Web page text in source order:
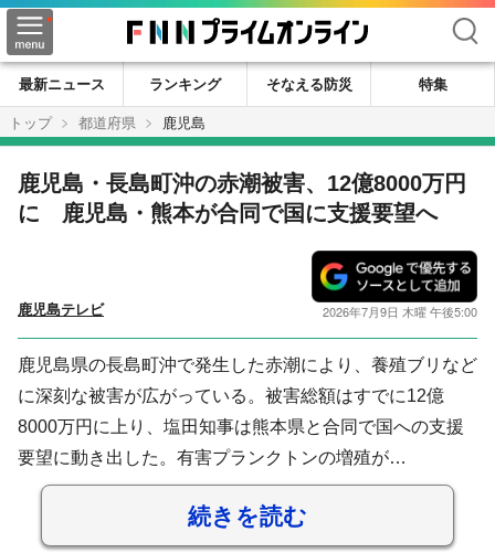
検索
最新ニュース ランキング そなえる防災
特集
トップ
都道府県 鹿児島
鹿児島・長島町沖の赤潮被害、12億8000万円
に 鹿児島・熊本が合同で国に支援要望へ
鹿児島テレビ 2026年7月9日 木曜 午後5:00
鹿児島県の長島町沖で発生した赤潮により、養殖ブリなど
に深刻な被害が広がっている。被害総額はすでに12億
8000万円に上り、塩田知事は熊本県と合同で国への支援
要望に動き出した。有害プランクトンの増殖が…
続きを読む